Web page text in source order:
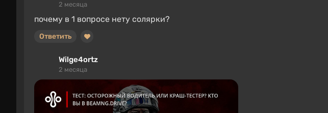
2 месяца
почему в 1 вопросе нету солярки?
Ответить
Wilge4ortz
2 месяца